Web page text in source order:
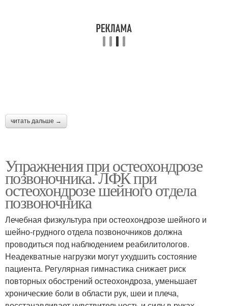
читать дальше →
Упражнения при остеохондрозе
позвоночника. ЛФК при
остеохондрозе шейного отдела
позвоночника
Лечебная физкультура при остеохондрозе шейного и
шейно-грудного отдела позвоночников должна
проводиться под наблюдением реабилитологов.
Неадекватные нагрузки могут ухудшить состояние
пациента. Регулярная гимнастика снижает риск
повторных обострений остеохондроза, уменьшает
хронические боли в области рук, шеи и плеча,